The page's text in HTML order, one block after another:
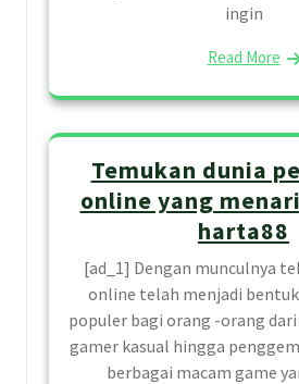
ingin
Read More
Temukan dunia
online yang
harta88
[ad_1] Dengan munculnya
online telah menjadi
populer bagi orang -orang dari
gamer kasual hingga
berbagai macam game